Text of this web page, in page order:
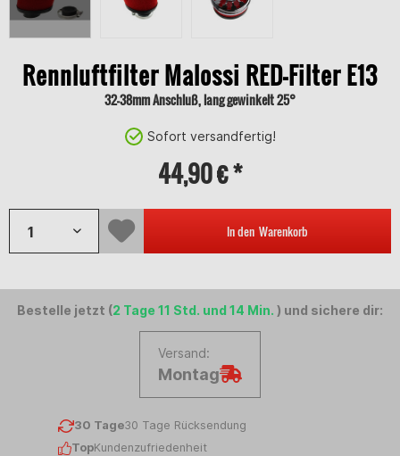
Rennluftfilter Malossi RED-Filter E13
32-38mm Anschluß, lang gewinkelt 25°
Sofort versandfertig!
44,90 € *
In den Warenkorb
Bestelle jetzt (2 Tage 11 Std. und 14 Min. ) und sichere dir:
Versand:
Montag
30 Tage30 Tage Rücksendung
TopKundenzufriedenheit